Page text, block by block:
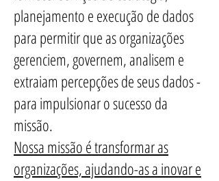
planejamento e execução de dados
para permitir que as organizações
gerenciem, governem, analisem e
extraiam percepções de seus dados -
para impulsionar o sucesso da
missão.
Nossa missão é transformar as
organizações, ajudando-as a inovar e